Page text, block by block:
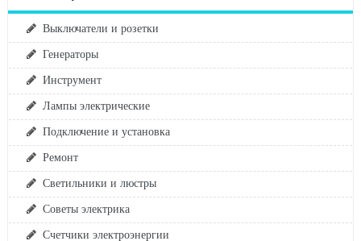
Выключатели и розетки
Генераторы
Инструмент
Лампы электрические
Подключение и установка
Ремонт
Светильники и люстры
Советы электрика
Счетчики электроэнергии